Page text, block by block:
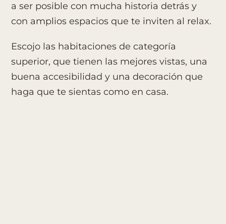
a ser posible con mucha historia detrás y
con amplios espacios que te inviten al relax.
Escojo las habitaciones de categoría
superior, que tienen las mejores vistas, una
buena accesibilidad y una decoración que
haga que te sientas como en casa.